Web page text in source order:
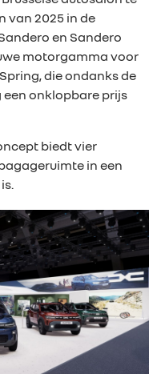
van 2025 in de
en Sandero
motorgamma voor
die ondanks de
onklopbare prijs
biedt vier
in een